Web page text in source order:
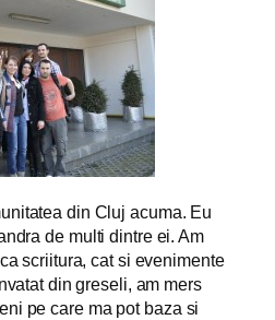
din Cluj acuma. Eu
de multi dintre ei. Am
scriitura, cat si evenimente
din greseli, am mers
pe care ma pot baza si